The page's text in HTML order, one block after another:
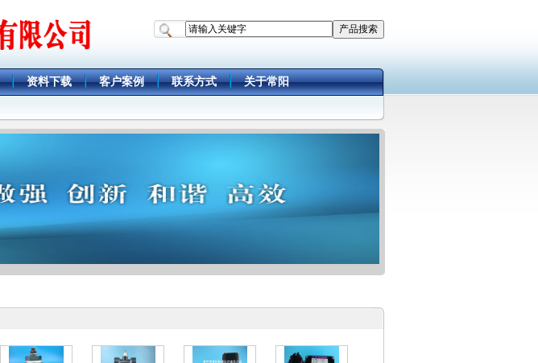
资料下载 客户案例 联系方式 关于常阳